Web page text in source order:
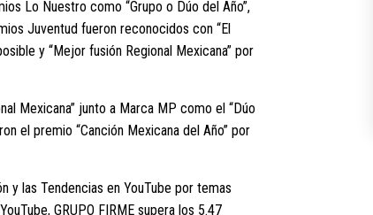
Lo Nuestro como “Grupo o Dúo del Año”,
Juventud fueron reconocidos con “El
y “Mejor fusión Regional Mexicana” por
Mexicana” junto a Marca MP como el “Dúo
el premio “Canción Mexicana del Año” por
y las Tendencias en YouTube por temas
GRUPO FIRME supera los 5.47